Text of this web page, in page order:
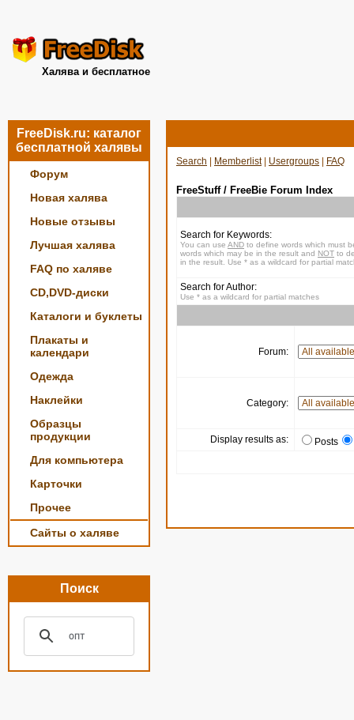
Халява и бесплатное
FreeDisk.ru: каталог
бесплатной халявы
Форум
Новая халява
Новые отзывы
Лучшая халява
FAQ по халяве
CD,DVD-диски
Каталоги и буклеты
Плакаты и
календари
Одежда
Наклейки
Образцы
продукции
Для компьютера
Карточки
Прочее
Сайты о халяве
Поиск
Search Memberlist| Usergroups FAQ
FreeStuff / FreeBie Forum Index
Search for Keywords:
You can use AND to define words which must
words which may be in the result and NOT to
in the result. Use * as a wildcard for partial
Search for Author:
Use * as a wildcard for partial matches
Forum:
Category:
Display results as: Posts